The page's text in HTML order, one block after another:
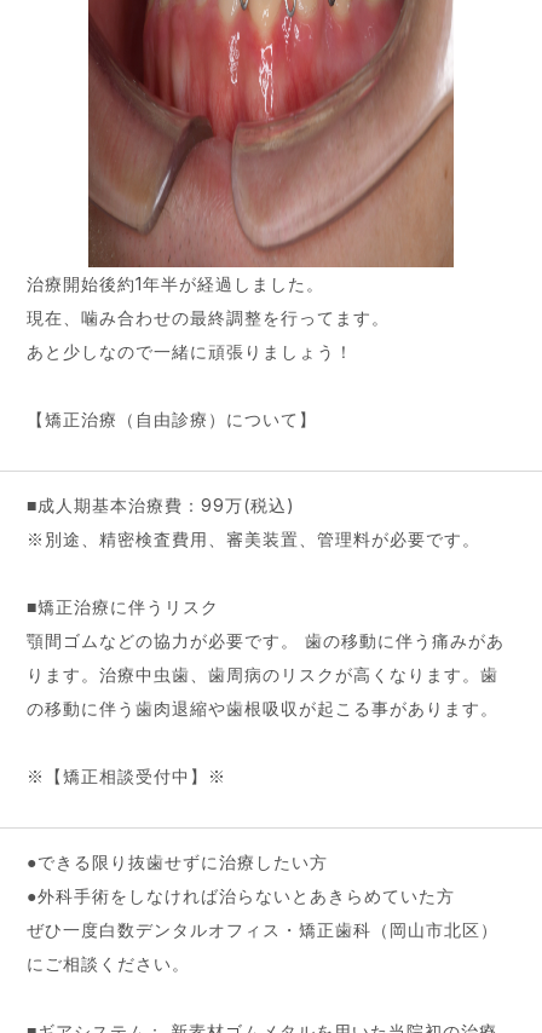
治療開始後約1年半が経過しました。
現在、噛み合わせの最終調整を行ってます。
あと少しなので一緒に頑張りましょう！
【矯正治療（自由診療）について】
■成人期基本治療費：99万(税込)
※別途、精密検査費用、審美装置、管理料が必要です。
■矯正治療に伴うリスク
顎間ゴムなどの協力が必要です。 歯の移動に伴う痛みがあ
ります。治療中虫歯、歯周病のリスクが高くなります。歯
の移動に伴う歯肉退縮や歯根吸収が起こる事があります。
※【矯正相談受付中】※
●できる限り抜歯せずに治療したい方
●外科手術をしなければ治らないとあきらめていた方
ぜひ一度白数デンタルオフィス・矯正歯科（岡山市北区）
にご相談ください。